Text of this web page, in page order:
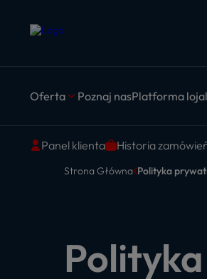
Oferta Poznaj nasPlatforma
Panel klienta Historia
Strona Główna Polityka